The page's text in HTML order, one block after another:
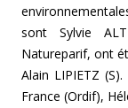
sont Sylvie
Natureparif, ont
Alain LIPIETZ
France (Ordif),